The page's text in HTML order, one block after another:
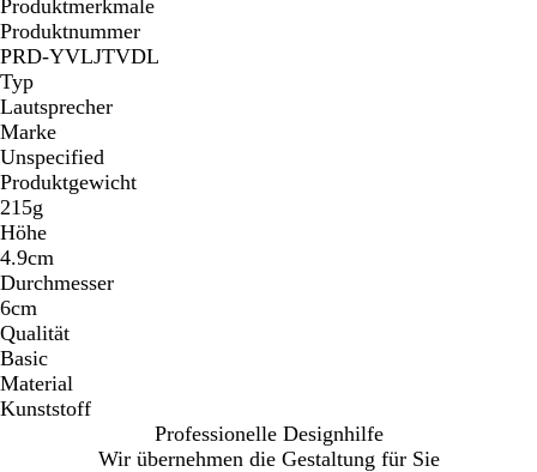
Produktmerkmale
Produktnummer
PRD-YVLJTVDL
Typ
Lautsprecher
Marke
Unspecified
Produktgewicht
215g
Höhe
4.9cm
Durchmesser
6cm
Qualität
Basic
Material
Kunststoff
Professionelle Designhilfe
Wir übernehmen die Gestaltung für Sie